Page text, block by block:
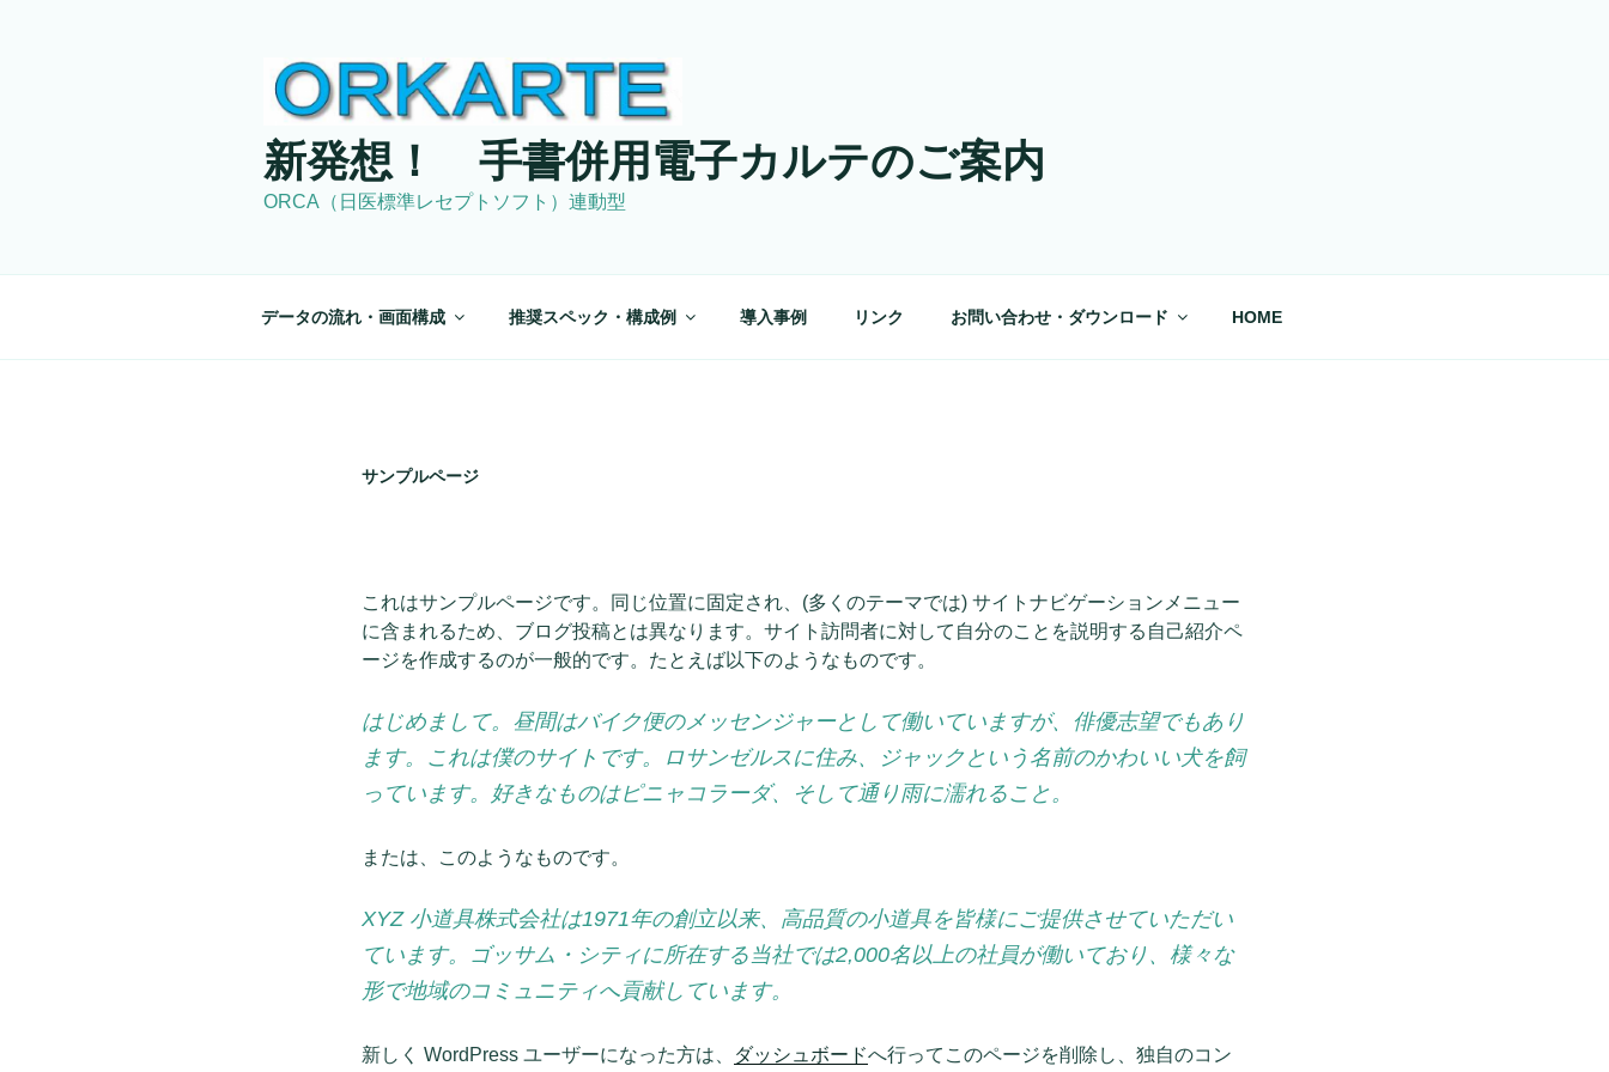
プ
新発想！ 手書併用電子カルテのご案内
ORCA（日医標準レセプトソフト）連動型
データの流れ・画面構成 推奨スペック・構成例 導入事例 リンク お問い合わせ・ダウンロード HOME
サンプルページ
これはサンプルページです。同じ位置に固定され、(多くのテーマでは) サイトナビゲーションメニュー
に含まれるため、ブログ投稿とは異なります。サイト訪問者に対して自分のことを説明する自己紹介ペ
ージを作成するのが一般的です。たとえば以下のようなものです。
はじめまして。昼間はバイク便のメッセンジャーとして働いていますが、俳優志望でもあり
ます。これは僕のサイトです。ロサンゼルスに住み、ジャックという名前のかわいい犬を飼
っています。好きなものはピニャコラーダ、そして通り雨に濡れること。
または、このようなものです。
XYZ 小道具株式会社は1971年の創立以来、高品質の小道具を皆様にご提供させていただい
ています。ゴッサム・シティに所在する当社では2,000名以上の社員が働いており、様々な
形で地域のコミュニティへ貢献しています。
新しく WordPress ユーザーになった方は、 ダッシュボードへ行ってこのページを削除し、独自のコン